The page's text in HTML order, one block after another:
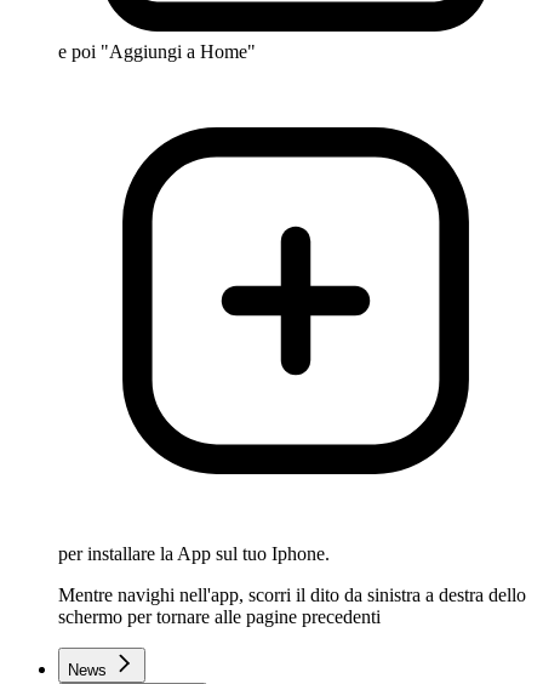
e poi "Aggiungi a Home"
per installare la App sul tuo Iphone.
Mentre navighi nell'app, scorri il dito da sinistra a destra dello
schermo per tornare alle pagine precedenti
News